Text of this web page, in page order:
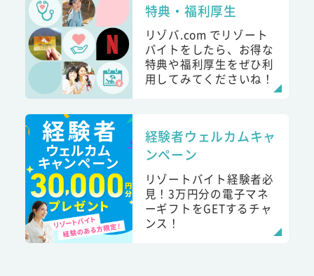
特典・福利厚生
リゾバ.com でリゾート
バイトをしたら、お得な
特典や福利厚生をぜひ利
用してみてくださいね！
経験者ウェルカムキャ
ンペーン
リゾートバイト経験者必
見！3万円分の電子マネ
ーギフトをGETするチャ
ンス！